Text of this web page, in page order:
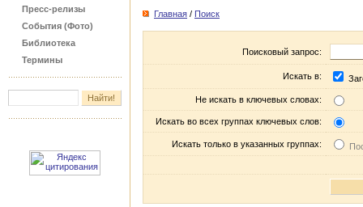
Пресс-релизы
События (Фото)
Библиотека
Термины
Главная / Поиск
Поисковый запрос:
Искать в:
Не искать в ключевых словах:
Искать во всех группах ключевых слов:
Искать только в указанных группах: